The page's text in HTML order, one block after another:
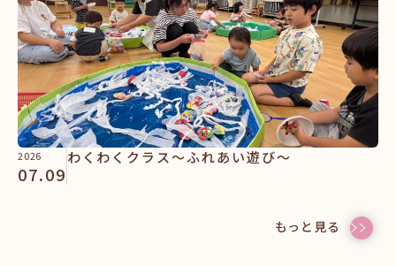
2026
07.09
わくわくクラス～ふれあい遊び～
もっと見る